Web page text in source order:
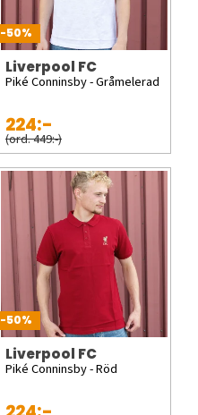
-50%
Liverpool FC
Piké Conninsby - Gråmelerad
224:-
(ord. 449:-)
-50%
Liverpool FC
Piké Conninsby - Röd